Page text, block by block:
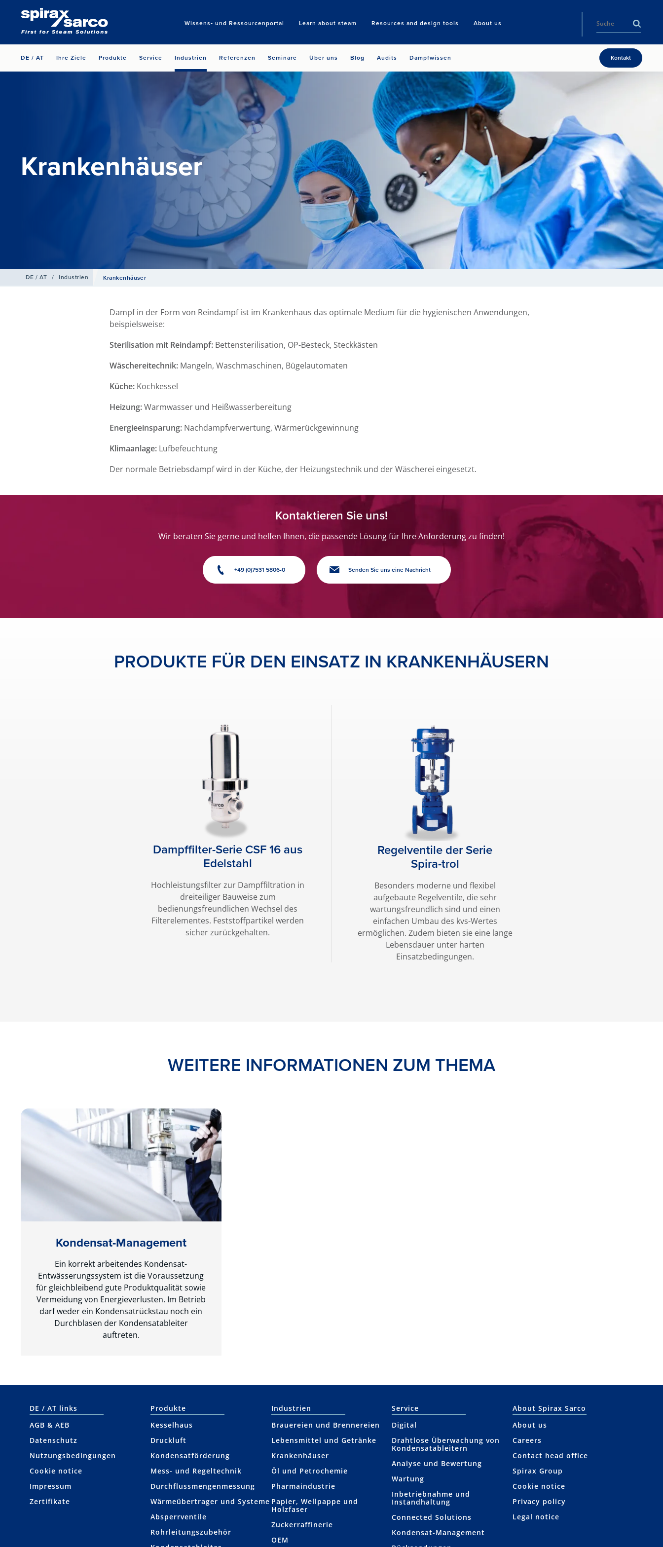
Wissens‑ und Ressourcenportal Learn about steam Resources and design tools About us
Search
DE / AT Ihre Ziele Produkte Service Industrien Referenzen Seminare Über uns Blog Audits Dampfwissen Kontakt
Krankenhäuser
DE / AT / Industrien Krankenhäuser
Dampf in der Form von Reindampf ist im Krankenhaus das optimale Medium für die hygienischen Anwendungen,
beispielsweise:
Sterilisation mit Reindampf: Bettensterilisation, OP-Besteck, Steckkästen
Wäschereitechnik: Mangeln, Waschmaschinen, Bügelautomaten
Küche: Kochkessel
Heizung:Warmwasser und Heißwasserbereitung
Energieeinsparung: Nachdampfverwertung, Wärmerückgewinnung
Klimaanlage: Lufbefeuchtung
Der normale Betriebsdampf wird in der Küche, der Heizungstechnik und der Wäscherei eingesetzt.
Kontaktieren Sie uns!
Wir beraten Sie gerne und helfen Ihnen, die passende Lösung für Ihre Anforderung zu finden!
+49 (0)7531 5806-0 Senden Sie uns eine Nachricht
PRODUKTE FÜR DEN EINSATZ IN KRANKENHÄUSERN
Dampffilter-Serie CSF 16 aus
Edelstahl
Hochleistungsfilter zur Dampffiltration in
dreiteiliger Bauweise zum
bedienungsfreundlichen Wechsel des
Filterelementes. Feststoffpartikel werden
sicher zurückgehalten.
Regelventile der Serie
Spira-‍trol
Besonders moderne und flexibel
aufgebaute Regelventile, die sehr
wartungsfreundlich sind und einen
einfachen Umbau des kvs-Wertes
ermöglichen. Zudem bieten sie eine lange
Lebensdauer unter harten
Einsatzbedingungen.
WEITERE INFORMATIONEN ZUM THEMA
Kondensat-Management
Ein korrekt arbeitendes Kondensat-
Entwässerungssystem ist die Voraussetzung
für gleichbleibend gute Produktqualität sowie
Vermeidung von Energieverlusten. Im Betrieb
darf weder ein Kondensatrückstau noch ein
Durchblasen der Kondensatableiter
auftreten.
DE / AT links
AGB & AEB
Datenschutz
Nutzungsbedingungen
Cookie notice
Impressum
Zertifikate
Produkte
Kesselhaus
Druckluft
Kondensat­förderung
Mess- und Regeltechnik
Durchflussmengen­­messung
Wärmeübertrager und Systeme
Absperrventile
Rohrleitungs­zubehör
Industrien
Brauereien und Brennereien
Lebensmittel und Getränke
Krankenhäuser
Öl und Petrochemie
Pharmaindustrie
Papier, Wellpappe und
Holzfaser
Zuckerraffinerie
OEM
Service
Digital
Drahtlose Überwachung von
Kondensatableitern
Analyse und Bewertung
Wartung
Inbetriebnahme und
Instandhaltung
Connected Solutions
Kondensat-Management
About Spirax Sarco
About us
Careers
Contact head office
Spirax Group
Cookie notice
Privacy policy
Legal notice